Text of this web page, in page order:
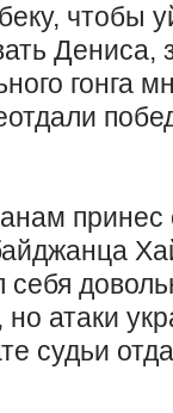
чтобы
Дениса,
гонга
но атаки
судьи